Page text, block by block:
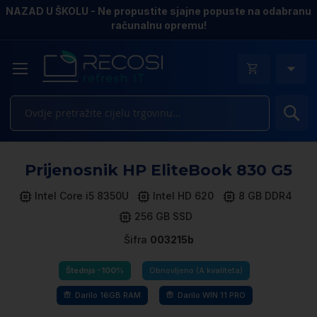
NAZAD U ŠKOLU - Ne propustite sjajne popuste na odabranu
računalnu opremu!
Prijenosnik HP EliteBook 830 G5
Intel Core i5 8350U Intel HD 620
8 GB DDR4
256 GB SSD
Šifra 003215b
Štednja -100% Obnovljeno (A kvaliteta)
Darilo 16GB RAM Darilo WIN 11 PRO